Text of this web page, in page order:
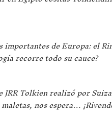
importantes de Europa: el
recorre todo su cauce?
Tolkien realizó por
nos espera…